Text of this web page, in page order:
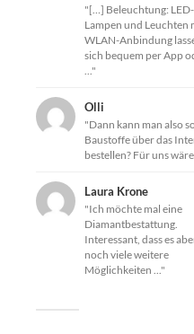
"[…] Beleuchtung: LED-
Lampen und Leuchten
WLAN-Anbindung
sich bequem per App
..."
Olli
"Dann kann man also
Baustoffe über das
bestellen? Für uns wäre
Laura Krone
"Ich möchte mal eine
Diamantbestattung.
Interessant, dass es
noch viele weitere
Möglichkeiten ..."